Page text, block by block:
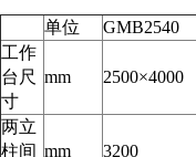
单位 GMB2540
工作
台尺
寸
mm 2500×4000
两立
柱间 mm 3200